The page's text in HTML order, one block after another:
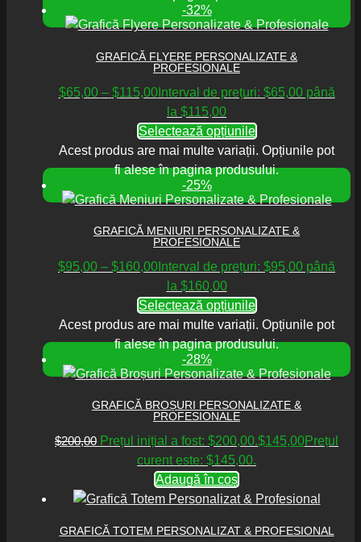
-32%
GRAFICĂ FLYERE PERSONALIZATE &
PROFESIONALE
$65,00 – $115,00Interval de prețuri: $65,00 până
la $115,00
Selectează opțiunile
Acest produs are mai multe variații. Opțiunile pot
fi alese în pagina produsului.
-25%
GRAFICĂ MENIURI PERSONALIZATE &
PROFESIONALE
$95,00 – $160,00 Interval de prețuri: $95,00 până
la $160,00
Selectează opțiunile
Acest produs are mai multe variații. Opțiunile pot
fi alese în pagina produsului.
-28%
GRAFICĂ BROȘURI PERSONALIZATE &
PROFESIONALE
$200,00 Prețul inițial a fost: $200,00.$145,00Prețul
curent este: $145,00.
Adaugă în coș
GRAFICĂ TOTEM PERSONALIZAT & PROFESIONAL